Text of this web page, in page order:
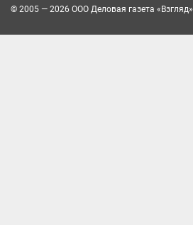
© 2005 — 2026 ООО Деловая газета «Взгляд»